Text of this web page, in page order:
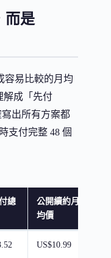
而是
容易比較的月均
解成「先付
出所有方案都
支付完整 48 個
總
公開續約月
均價
US$10.99